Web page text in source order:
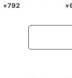
￥792 ￥